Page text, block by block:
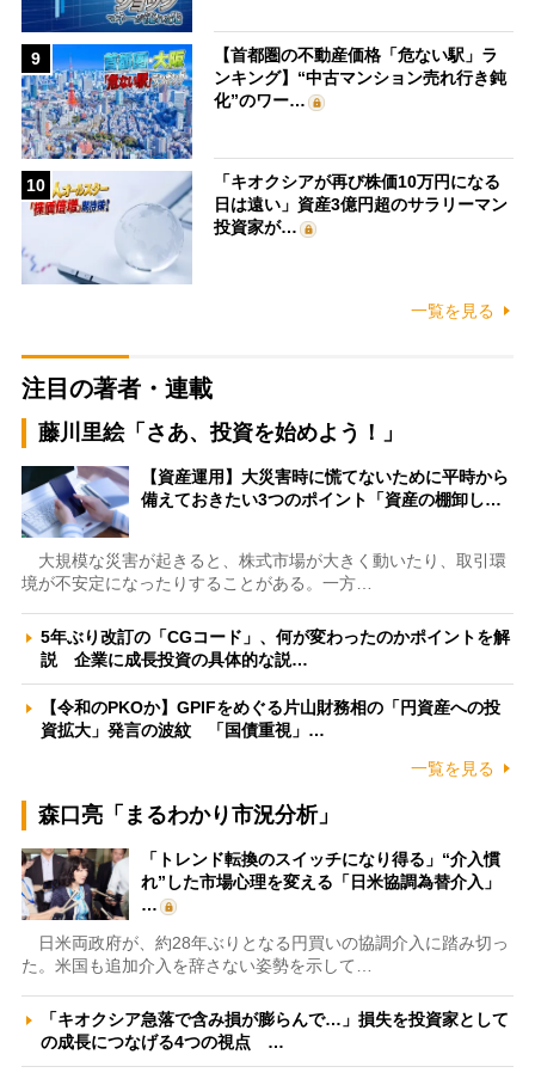
9
【首都圏の不動産価格「危ない駅」ラ
ンキング】“中古マンション売れ行き鈍
化”のワー…
10
「キオクシアが再び株価10万円になる
日は遠い」資産3億円超のサラリーマン
投資家が…
一覧を見る
注目の著者・連載
藤川里絵「さあ、投資を始めよう！」
【資産運用】大災害時に慌てないために平時から
備えておきたい3つのポイント「資産の棚卸し…
大規模な災害が起きると、株式市場が大きく動いたり、取引環
境が不安定になったりすることがある。一方…
5年ぶり改訂の「CGコード」、何が変わったのかポイントを解
説 企業に成長投資の具体的な説…
【令和のPKOか】GPIFをめぐる片山財務相の「円資産への投
資拡大」発言の波紋 「国債重視」…
一覧を見る
森口亮「まるわかり市況分析」
「トレンド転換のスイッチになり得る」“介入慣
れ”した市場心理を変える「日米協調為替介入」
…
日米両政府が、約28年ぶりとなる円買いの協調介入に踏み切っ
た。米国も追加介入を辞さない姿勢を示して…
「キオクシア急落で含み損が膨らんで…」損失を投資家として
の成長につなげる4つの視点 …